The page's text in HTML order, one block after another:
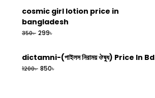
cosmic girl lotion price in
bangladesh
350৳ 299৳
dictamni-(পাইলস নিরাময় ঔষুধ) Price In Bd
1200৳ 850৳